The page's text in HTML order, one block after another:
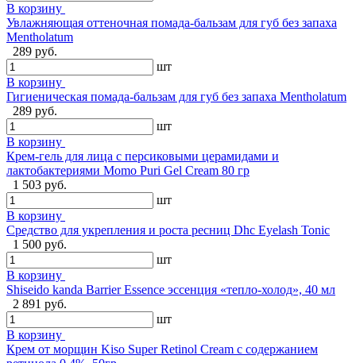
В корзину
Увлажняющая оттеночная помада-бальзам для губ без запаха
Mentholatum
289 руб.
шт
В корзину
Гигиеническая помада-бальзам для губ без запаха Mentholatum
289 руб.
шт
В корзину
Крем-гель для лица с персиковыми церамидами и
лактобактериями Momo Puri Gel Cream 80 гр
1 503 руб.
шт
В корзину
Средство для укрепления и роста ресниц Dhc Eyelash Tonic
1 500 руб.
шт
В корзину
Shiseido kanda Barrier Essence эссенция «тепло-холод», 40 мл
2 891 руб.
шт
В корзину
Крем от морщин Kiso Super Retinol Cream с содержанием